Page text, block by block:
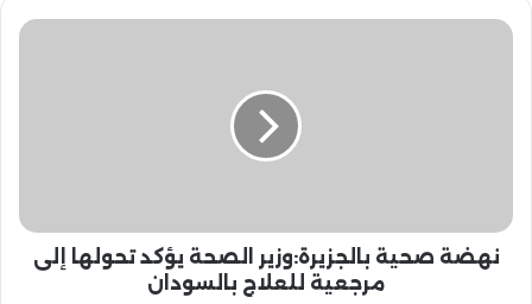
ن
ب
نهضة صحية بالجزيرة:وزير الصحة يؤكد تحولها إلى
مرجعية للعلاج بالسودان